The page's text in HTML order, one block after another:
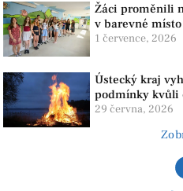
Žáci proměnili
v barevné
pacienty
1 července, 2026
Ústecký kraj
podmínky kvůli
suchu. Platí
29 června, 2026